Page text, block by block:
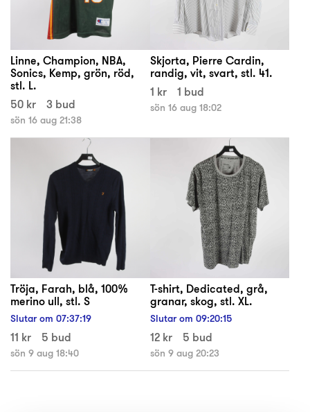
Linne, Champion, NBA,
Sonics, Kemp, grön, röd,
stl. L.
50 kr
3 bud
sön 16 aug 21:38
Skjorta, Pierre Cardin,
randig, vit, svart, stl. 41.
1 kr
1 bud
sön 16 aug 18:02
Tröja, Farah, blå, 100%
merino ull, stl. S
Slutar om 07:37:19
11 kr 5 bud
sön 9 aug 18:40
T-shirt, Dedicated, grå,
granar, skog, stl. XL.
Slutar om 09:20:15
12 kr 5 bud
sön 9 aug 20:23